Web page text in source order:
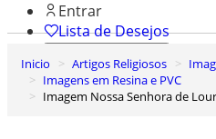
Entrar
Lista de Desejos
0
Carrinho de Compras
Inicio Artigos Religiosos
Imagens em Resina e PVC
Imagem Nossa Senhora de